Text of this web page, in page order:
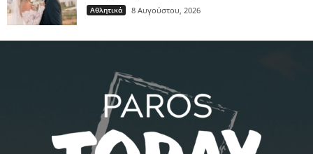
Αθλητικά 8 Αυγούστου, 2026